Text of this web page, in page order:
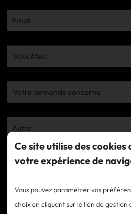
Email
Vous êtes
Votre demande concerne
Autre
Lieu de l’intervention
Joindre des photos
Ce site utilise des cookies
votre expérience de
Vous pouvez paramétrer vos
choix en cliquant sur le lien de gestion